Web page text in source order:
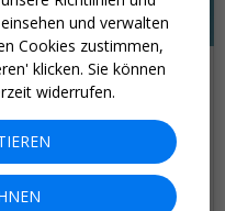
& Disneyland®
Disneyland® inkl.
und verwalten
Cookies zustimmen,
klicken. Sie können
widerrufen.